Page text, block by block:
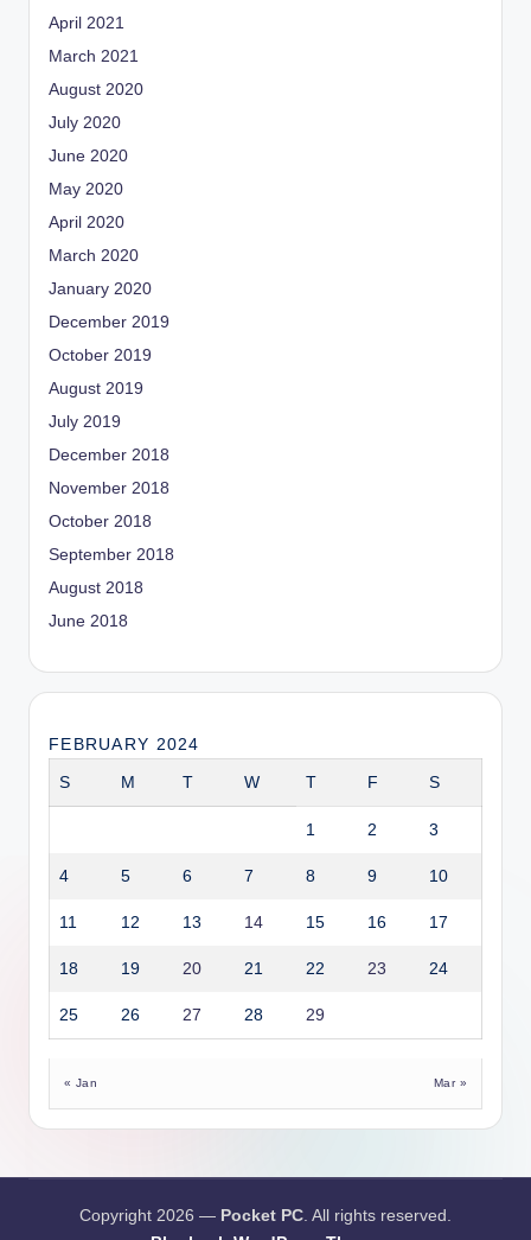
April 2021
March 2021
August 2020
July 2020
June 2020
May 2020
April 2020
March 2020
January 2020
December 2019
October 2019
August 2019
July 2019
December 2018
November 2018
October 2018
September 2018
August 2018
June 2018
FEBRUARY 2024
S M T W T F S
1 2 3
4 5 6 7 8 9 10
11 12 13 14 15 16 17
18 19 20 21 22 23 24
25 26 27 28 29
« Jan Mar »
Copyright 2026 — Pocket PC. All rights reserved.